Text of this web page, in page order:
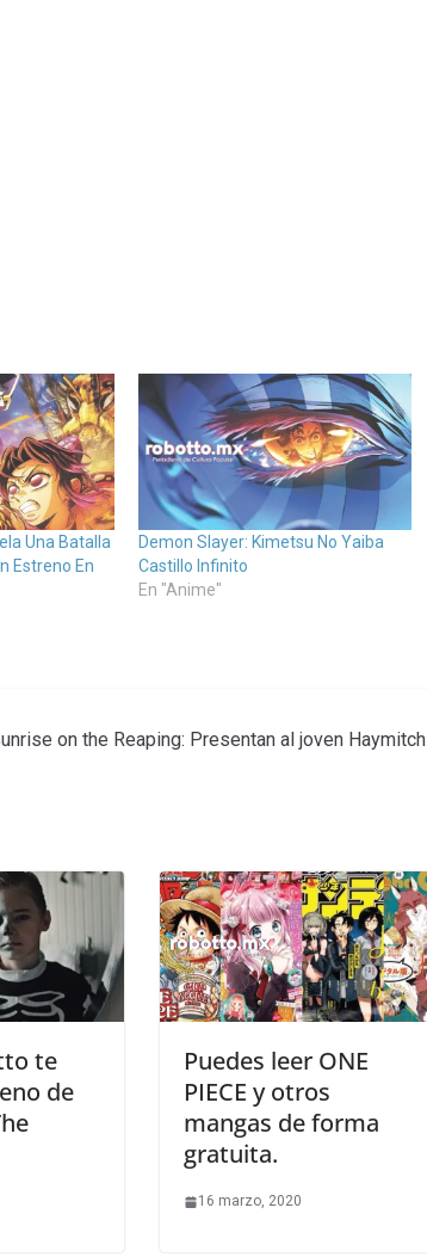
Una Batalla
Estreno En
Demon Slayer: Kimetsu No Yaiba
Castillo Infinito
En "Anime"
on the Reaping: Presentan al joven Haymitch
te
de
Puedes leer ONE
PIECE y otros
mangas de forma
gratuita.
16 marzo, 2020